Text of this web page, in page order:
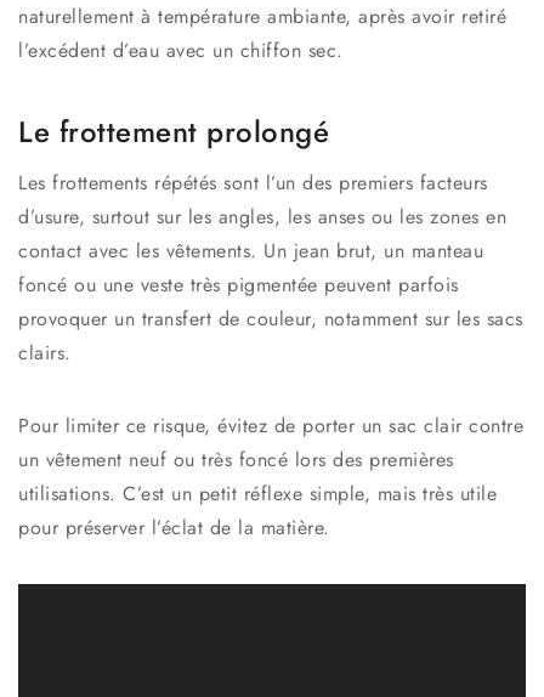
naturellement à température ambiante, après avoir retiré
l’excédent d’eau avec un chiffon sec.
Le frottement prolongé
Les frottements répétés sont l’un des premiers facteurs
d’usure, surtout sur les angles, les anses ou les zones en
contact avec les vêtements. Un jean brut, un manteau
foncé ou une veste très pigmentée peuvent parfois
provoquer un transfert de couleur, notamment sur les sacs
clairs.
Pour limiter ce risque, évitez de porter un sac clair contre
un vêtement neuf ou très foncé lors des premières
utilisations. C’est un petit réflexe simple, mais très utile
pour préserver l’éclat de la matière.